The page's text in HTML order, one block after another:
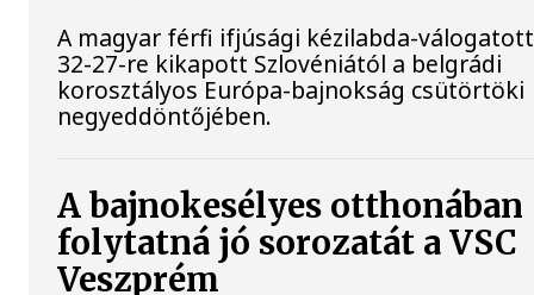
A magyar férfi ifjúsági kézilabda-válogatott
32-27-re kikapott Szlovéniától a belgrádi
korosztályos Európa-bajnokság csütörtöki
negyeddöntőjében.
A bajnokesélyes otthonában
folytatná jó sorozatát a VSC
Veszprém